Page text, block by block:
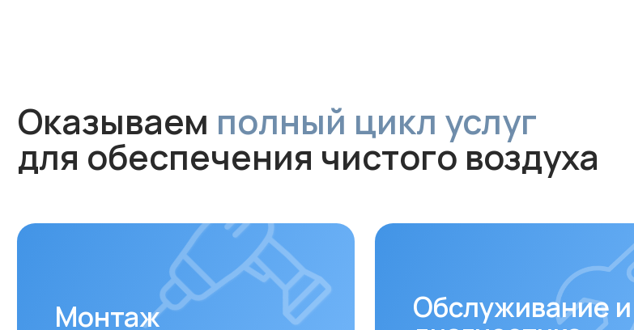
диагностика
раз в 6–12
месяцевдля долгой и эффективной
работы устройства.
Профессиональная установка
за 1 час без грязи и сложного
ремонта. Гарантируем аккуратную
работу и надежное крепление
устройства.